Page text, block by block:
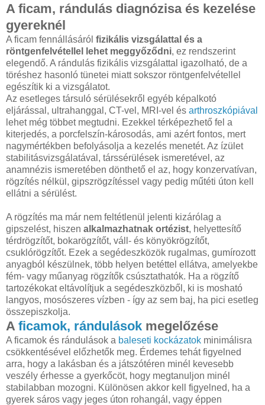
A ficam, rándulás diagnózisa és kezelése
gyereknél
A ficam fennállásáról fizikális vizsgálattal és a
röntgenfelvétellel lehet meggyőződni, ez rendszerint
elegendő. A rándulás fizikális vizsgálattal igazolható, de a
töréshez hasonló tünetei miatt sokszor röntgenfelvétellel
egészítik ki a vizsgálatot.
Az esetleges társuló sérülésekről egyéb képalkotó
eljárással, ultrahanggal, CT-vel, MRI-vel és arthroszkópiával
lehet még többet megtudni. Ezekkel térképezhető fel a
kiterjedés, a porcfelszín-károsodás, ami azért fontos, mert
nagymértékben befolyásolja a kezelés menetét. Az ízület
stabilitásvizsgálatával, társsérülések ismeretével, az
anamnézis ismeretében dönthető el az, hogy konzervatívan,
rögzítés nélkül, gipszrögzítéssel vagy pedig műtéti úton kell
ellátni a sérülést.
A rögzítés ma már nem feltétlenül jelenti kizárólag a
gipszelést, hiszen alkalmazhatnak ortézist, helyettesítő
térdrögzítőt, bokarögzítőt, váll- és könyökrögzítőt,
csuklórögzítőt. Ezek a segédeszközök rugalmas, gumírozott
anyagból készülnek, több helyen betéttel ellátva, amelyekbe
fém- vagy műanyag rögzítők csúsztathatók. Ha a rögzítő
tartozékokat eltávolítjuk a segédeszközből, ki is mosható
langyos, mosószeres vízben - így az sem baj, ha pici esetleg
összepiszkolja.
A ficamok, rándulások megelőzése
A ficamok és rándulások a baleseti kockázatok minimálisra
csökkentésével előzhetők meg. Érdemes tehát figyelned
arra, hogy a lakásban és a játszótéren minél kevesebb
veszély érhesse a gyerkőcöt, hogy megtanuljon minél
stabilabban mozogni. Különösen akkor kell figyelned, ha a
gyerek sáros vagy jeges úton rohangál, vagy éppen